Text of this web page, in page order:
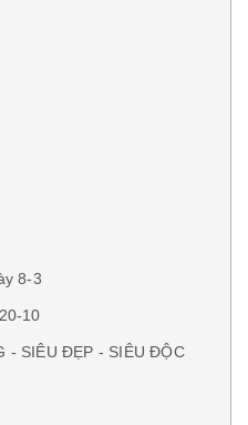
8-3
10
- SIÊU ĐẸP - SIÊU ĐỘC